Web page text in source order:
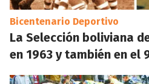
Bicentenario Deportivo
La Selección boliviana
en 1963 y también en el